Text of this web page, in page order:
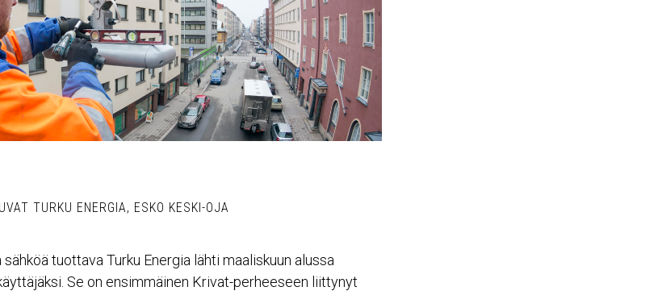
TURKU ENERGIA, ESKO KESKI-OJA
tuottava Turku Energia lähti maaliskuun alussa
Se on ensimmäinen Krivat-perheeseen liittynyt